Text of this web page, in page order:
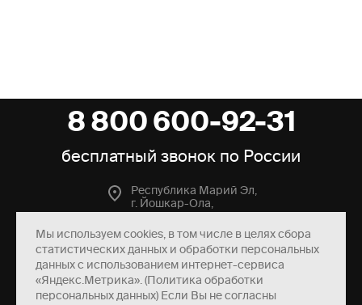
8 800 600-92-31
бесплатный звонок по России
Республика Мaрий Эл,
г. Йoшкaр-Ола,
ул. Панфилова, 39
пн – пт8:00 – 17:00
8 800 600-92-31
Мы используем cookies, в том числе в целях сбора
статистических данных и обработки персональных
данных с использованием интернет-сервиса
«Яндекс.Метрика». (Политика обработки
персональных данных) Если Вы не согласны